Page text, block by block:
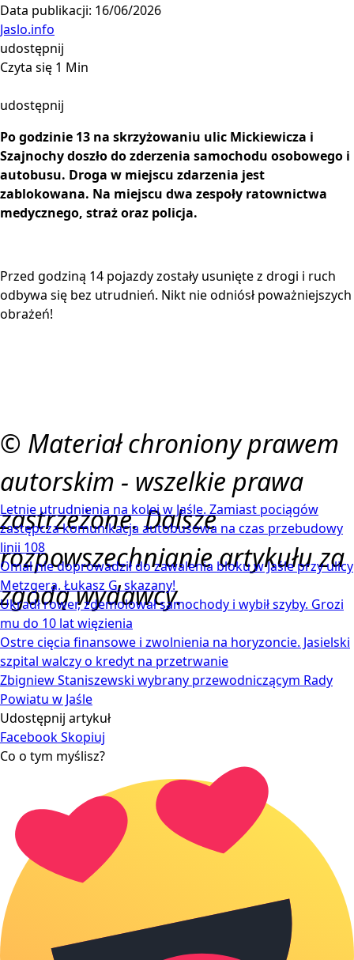
Data publikacji: 16/06/2026
Jaslo.info
udostępnij
Czyta się 1 Min
udostępnij
Po godzinie 13 na skrzyżowaniu ulic Mickiewicza i
Szajnochy doszło do zderzenia samochodu osobowego i
autobusu. Droga w miejscu zdarzenia jest
zablokowana. Na miejscu dwa zespoły ratownictwa
medycznego, straż oraz policja.
Przed godziną 14 pojazdy zostały usunięte z drogi i ruch
odbywa się bez utrudnień. Nikt nie odniósł poważniejszych
obrażeń!
© Materiał chroniony prawem
autorskim - wszelkie prawa
zastrzeżone. Dalsze
rozpowszechnianie artykułu za
zgodą wydawcy.
Letnie utrudnienia na kolei w Jaśle. Zamiast pociągów
zastępcza komunikacja autobusowa na czas przebudowy
linii 108
Omal nie doprowadził do zawalenia bloku w Jaśle przy ulicy
Metzgera. Łukasz G. skazany!
Ukradł rower, zdemolował samochody i wybił szyby. Grozi
mu do 10 lat więzienia
Ostre cięcia finansowe i zwolnienia na horyzoncie. Jasielski
szpital walczy o kredyt na przetrwanie
Zbigniew Staniszewski wybrany przewodniczącym Rady
Powiatu w Jaśle
Udostępnij artykuł
FacebookSkopiuj
Co o tym myślisz?